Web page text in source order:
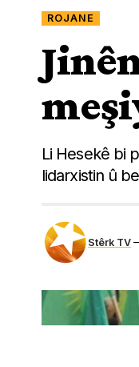
ROJANE
Li Hesekê bi
lidarxistin û
Stêrk TV